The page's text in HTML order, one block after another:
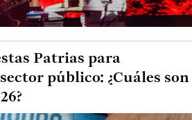
Patrias para
público: ¿Cuáles son